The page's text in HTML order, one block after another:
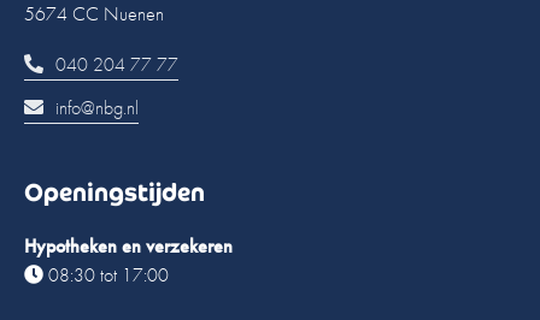
5674 CC Nuenen
040 204 77 77
info@nbg.nl
Openingstijden
Hypotheken en verzekeren
08:30 tot 17:00